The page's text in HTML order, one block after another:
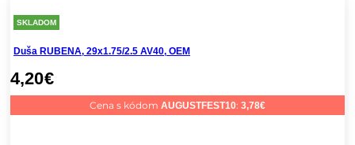
SKLADOM
Duša RUBENA, 29x1.75/2.5 AV40, OEM
4,20€
Cena s kódom AUGUSTFEST10: 3,78€